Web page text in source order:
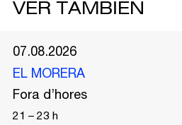
VER TAMBIÉN
07.08.2026
EL MORERA
Fora d’hores
21 – 23 h